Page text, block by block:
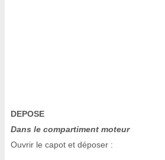
DEPOSE
Dans le compartiment moteur
Ouvrir le capot et déposer :